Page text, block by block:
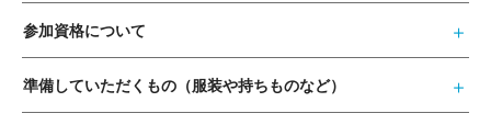
参加資格について
準備していただくもの（服装や持ちものなど）